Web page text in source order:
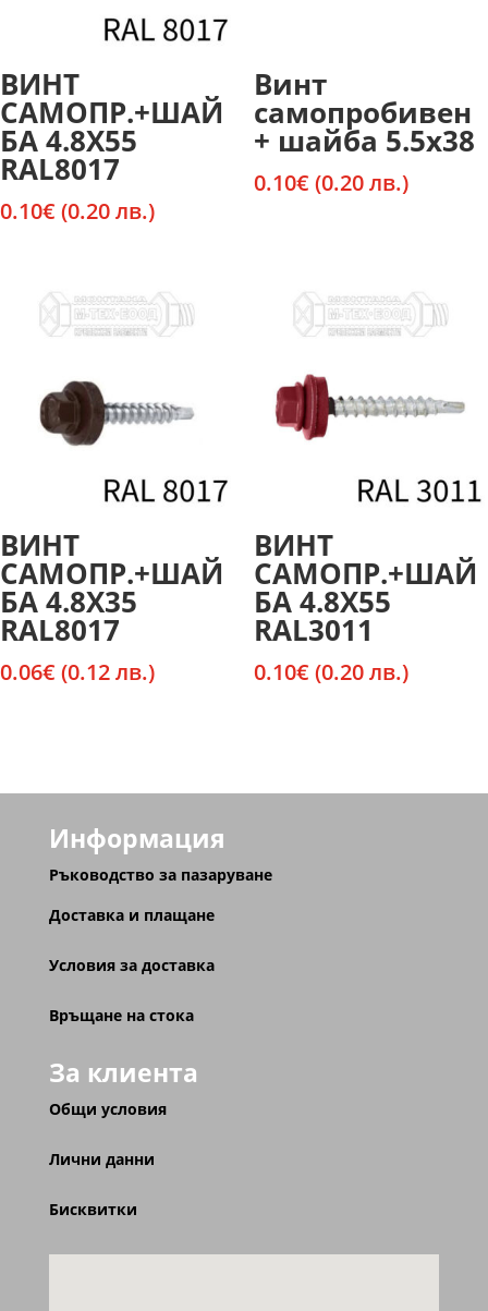
ВИНТ
САМОПР.+ШАЙ
БА 4.8Х55
RAL8017
0.10€ (0.20 лв.)
Винт
самопробивен
+ шайба 5.5х38
0.10€ (0.20 лв.)
ВИНТ
САМОПР.+ШАЙ
БА 4.8Х35
RAL8017
0.06€ (0.12 лв.)
ВИНТ
САМОПР.+ШАЙ
БА 4.8Х55
RAL3011
0.10€ (0.20 лв.)
Информация
Ръководство за пазаруване
Доставка и плащане
Условия за доставка
Връщане на стока
За клиента
Общи условия
Лични данни
Бисквитки